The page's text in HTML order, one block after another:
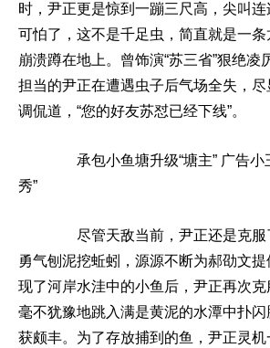
时，尹正更是惊到一蹦三尺高，尖叫连
可怕了，这不是千足虫，简直就是一条
崩溃蹲在地上。曾饰演“苏三省”狠绝凌
担当的尹正在遭遇虫子后气场全失，
调侃道，“您的好友苏怼已经下线”。
承包小鱼塘升级“塘主” 广告小
秀”
尽管天敌当前，尹正还是克服
勇气刨泥挖蚯蚓，源源不断为郝劭文
现了河岸水洼中的小鱼后，尹正再次克
毫不犹豫地跳入满是黄泥的水潭中扑
获颇丰。为了存放捕到的鱼，尹正灵